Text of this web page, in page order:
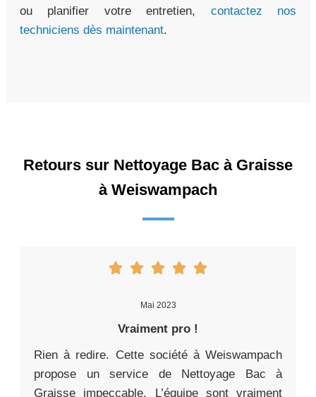
ou planifier votre entretien, contactez nos
techniciens dès maintenant.
Retours sur Nettoyage Bac à Graisse
à Weiswampach
Mai 2023
Vraiment pro !
Rien à redire. Cette société à Weiswampach
propose un service de Nettoyage Bac à
Graisse impeccable. L’équipe sont vraiment